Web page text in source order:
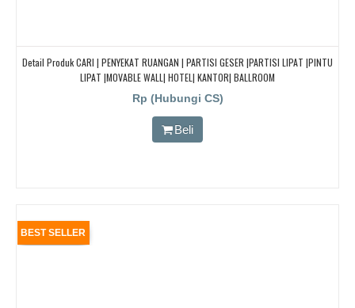
Detail Produk CARI | PENYEKAT RUANGAN | PARTISI GESER |PARTISI LIPAT |PINTU
LIPAT |MOVABLE WALL| HOTEL| KANTOR| BALLROOM
Rp (Hubungi CS)
Beli
BEST SELLER